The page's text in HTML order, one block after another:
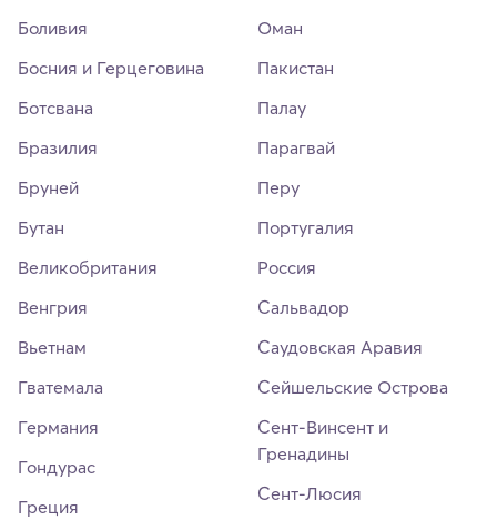
Боливия
Босния и Герцеговина
Ботсвана
Бразилия
Бруней
Бутан
Великобритания
Венгрия
Вьетнам
Гватемала
Германия
Гондурас
Греция
Оман
Пакистан
Палау
Парагвай
Перу
Португалия
Россия
Сальвадор
Саудовская Аравия
Сейшельские Острова
Сент-Винсент и
Гренадины
Сент-Люсия